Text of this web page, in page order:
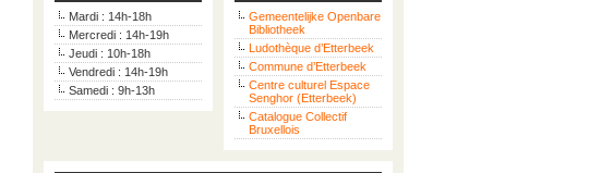
Mardi : 14h-18h
Mercredi : 14h-19h
Jeudi : 10h-18h
Vendredi : 14h-19h
Samedi : 9h-13h
Gemeentelijke Openbare
Bibliotheek
Ludothèque d’Etterbeek
Commune d’Etterbeek
Centre culturel Espace
Senghor (Etterbeek)
Catalogue Collectif
Bruxellois